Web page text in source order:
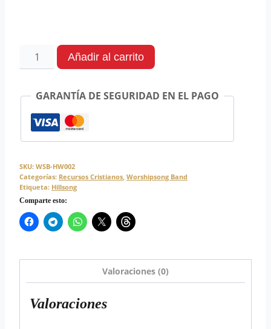
Añadir al carrito
GARANTÍA DE SEGURIDAD EN EL PAGO
SKU: WSB-HW002
Categorías: Recursos Cristianos, Worshipsong Band
Etiqueta: Hillsong
Comparte esto:
Valoraciones (0)
Valoraciones